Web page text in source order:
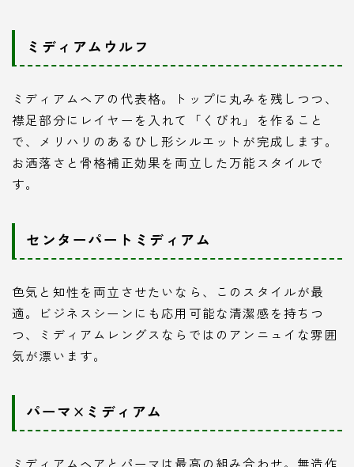
ミディアムウルフ
ミディアムヘアの代表格。トップに丸みを残しつつ、
襟足部分にレイヤーを入れて「くびれ」を作ること
で、メリハリのあるひし形シルエットが完成します。
お洒落さと骨格補正効果を両立した万能スタイルで
す。
センターパートミディアム
色気と知性を両立させたいなら、このスタイルが最
適。ビジネスシーンにも応用可能な清潔感を持ちつ
つ、ミディアムレングスならではのアンニュイな雰囲
気が漂います。
パーマ×ミディアム
ミディアムヘアとパーマは最高の組み合わせ。無造作